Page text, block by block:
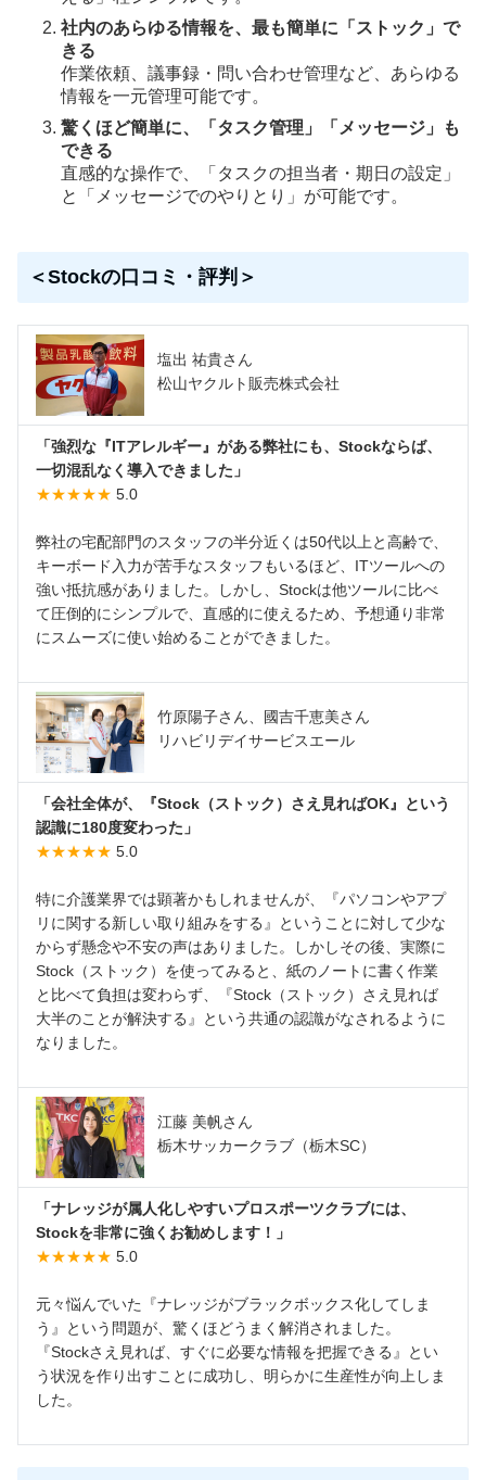
社内のあらゆる情報を、最も簡単に「ストック」で
きる
作業依頼、議事録・問い合わせ管理など、あらゆる
情報を一元管理可能です。
驚くほど簡単に、「タスク管理」「メッセージ」も
できる
直感的な操作で、「タスクの担当者・期日の設定」
と「メッセージでのやりとり」が可能です。
＜Stockの口コミ・評判＞
塩出 祐貴さん
松山ヤクルト販売株式会社
「強烈な『ITアレルギー』がある弊社にも、Stockならば、
一切混乱なく導入できました」
★★★★★ 5.0
弊社の宅配部門のスタッフの半分近くは50代以上と高齢で、
キーボード入力が苦手なスタッフもいるほど、ITツールへの
強い抵抗感がありました。しかし、Stockは他ツールに比べ
て圧倒的にシンプルで、直感的に使えるため、予想通り非常
にスムーズに使い始めることができました。
竹原陽子さん、國吉千恵美さん
リハビリデイサービスエール
「会社全体が、『Stock（ストック）さえ見ればOK』という
認識に180度変わった」
★★★★★ 5.0
特に介護業界では顕著かもしれませんが、『パソコンやアプ
リに関する新しい取り組みをする』ということに対して少な
からず懸念や不安の声はありました。しかしその後、実際に
Stock（ストック）を使ってみると、紙のノートに書く作業
と比べて負担は変わらず、『Stock（ストック）さえ見れば
大半のことが解決する』という共通の認識がなされるように
なりました。
江藤 美帆さん
栃木サッカークラブ（栃木SC）
「ナレッジが属人化しやすいプロスポーツクラブには、
Stockを非常に強くお勧めします！」
★★★★★ 5.0
元々悩んでいた『ナレッジがブラックボックス化してしま
う』という問題が、驚くほどうまく解消されました。
『Stockさえ見れば、すぐに必要な情報を把握できる』とい
う状況を作り出すことに成功し、明らかに生産性が向上しま
した。